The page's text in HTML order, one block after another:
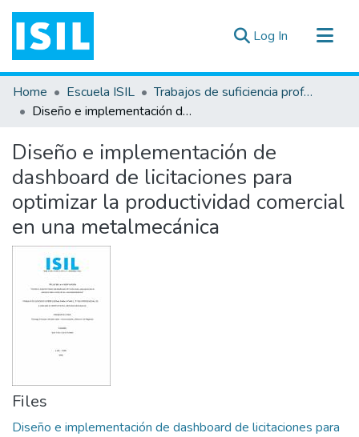
Log In (current)
All of DSpace
Statistics
Documentos ▾
Home Escuela ISIL
Trabajos de suficiencia profesional
Diseño e implementación de dashboard de licitaciones para optimizar la productividad comercial en una metalmecánica
Diseño e implementación de
dashboard de licitaciones para
optimizar la productividad comercial
en una metalmecánica
Files
Diseño e implementación de dashboard de licitaciones para